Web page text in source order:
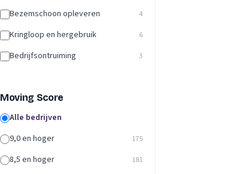
Bezemschoon opleveren 4
Kringloop en hergebruik 6
Bedrijfsontruiming 3
Moving Score
Alle bedrijven
9,0 en hoger
175
8,5 en hoger 181